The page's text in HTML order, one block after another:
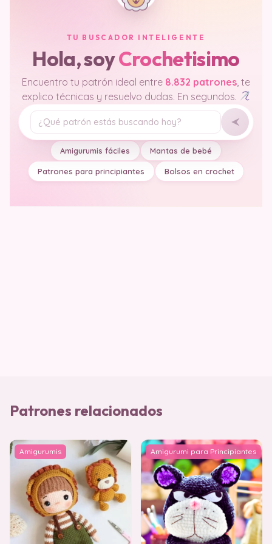
TU BUSCADOR INTELIGENTE
Hola, soyCrochetisimo
Encuentro tu patrón ideal entre 8.832 patrones , te
explico técnicas y resuelvo dudas. En segundos.
Tu pregunta
Amigurumis fáciles Mantas de bebé
Patrones para principiantes Bolsos en crochet
Patrones relacionados
Amigurumis Amigurumi para Principiantes